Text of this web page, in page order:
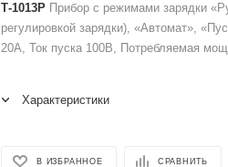
Т-1013Р Прибор с режимами зарядки
регулировкой зарядки), «Автомат»,
20А, Ток пуска 100В, Потребляемая
Характеристики
В ИЗБРАННОЕ СРАВНИТЬ